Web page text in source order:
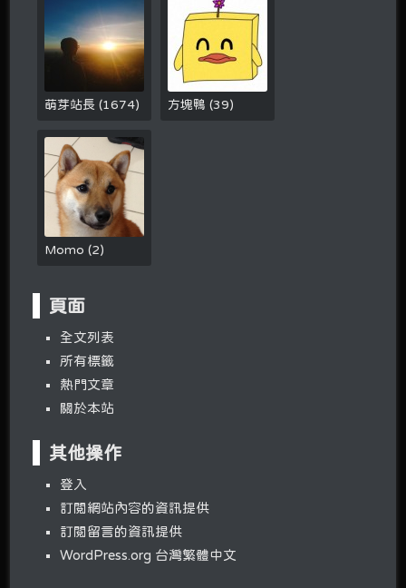
萌芽站長(1674) 方塊鴨(39)
Momo(2)
頁面
全文列表
所有標籤
熱門文章
關於本站
其他操作
登入
訂閱網站內容的資訊提供
訂閱留言的資訊提供
WordPress.org 台灣繁體中文